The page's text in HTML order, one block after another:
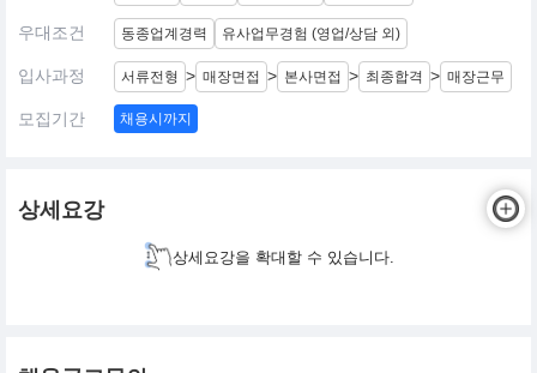
우대조건 동종업계경력 유사업무경험 (영업/상담 외)
입사과정 서류전형 > 매장면접 > 본사면접 > 최종합격 > 매장근무
모집기간 채용시까지
상세요강
상세요강을 확대할 수 있습니다.